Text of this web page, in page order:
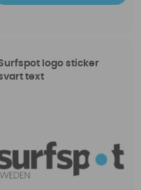
logo sticker
text